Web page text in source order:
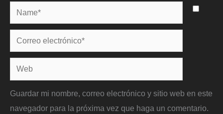
Name*
Correo
electrónico*
Web
Guardar mi nombre, correo electrónico y sitio web en este
navegador para la próxima vez que haga un comentario.